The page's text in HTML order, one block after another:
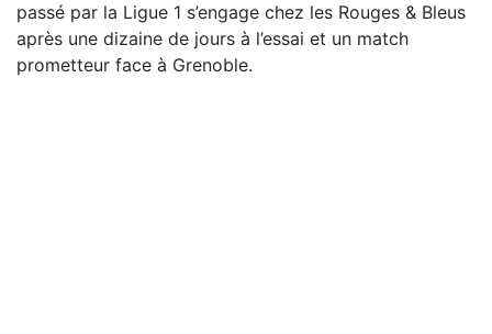
passé par la Ligue 1 s’engage chez les Rouges & Bleus
après une dizaine de jours à l’essai et un match
prometteur face à Grenoble.